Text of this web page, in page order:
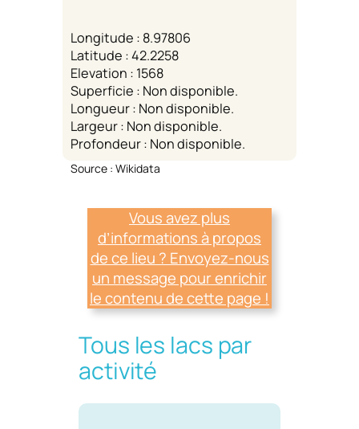
Longitude : 8.97806
Latitude : 42.2258
Elevation : 1568
Superficie : Non disponible.
Longueur : Non disponible.
Largeur : Non disponible.
Profondeur : Non disponible.
Source : Wikidata
Vous avez plus
d’informations à propos
de ce lieu ? Envoyez-nous
un message pour enrichir
le contenu de cette page !
Tous les lacs par
activité